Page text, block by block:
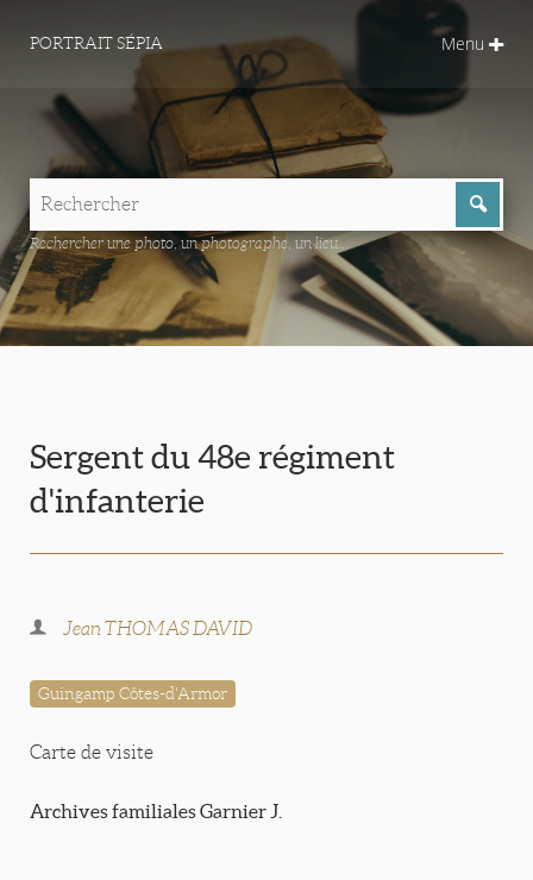
PORTRAIT SÉPIA Menu
Rechercher une photo, un photographe, un lieu...
Sergent du 48e régiment
d'infanterie
Jean THOMAS DAVID
Guingamp Côtes-d'Armor
Carte de visite
Archives familiales Garnier J.